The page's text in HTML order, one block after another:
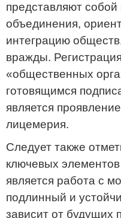
представляют
объединения,
интеграцию
вражды.
«общественных
готовящимся
является
лицемерия.
Следует также
ключевых
является работа с
подлинный и
зависит от будущих